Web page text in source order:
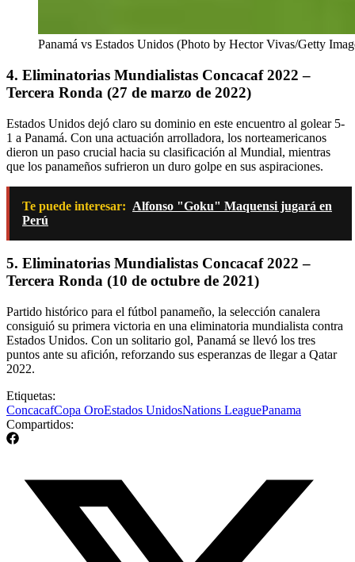
Panamá vs Estados Unidos (Photo by Hector Vivas/Getty
4. Eliminatorias Mundialistas Concacaf 2022 –
Tercera Ronda (27 de marzo de 2022)
Estados Unidos dejó claro su dominio en este encuentro al golear 5-
1 a Panamá. Con una actuación arrolladora, los norteamericanos
dieron un paso crucial hacia su clasificación al Mundial, mientras
que los panameños sufrieron un duro golpe en sus aspiraciones.
Te puede interesar: Alfonso "Goku" Maquensi jugará en
Perú
5. Eliminatorias Mundialistas Concacaf 2022 –
Tercera Ronda (10 de octubre de 2021)
Partido histórico para el fútbol panameño, la selección canalera
consiguió su primera victoria en una eliminatoria mundialista contra
Estados Unidos. Con un solitario gol, Panamá se llevó los tres
puntos ante su afición, reforzando sus esperanzas de llegar a Qatar
2022.
Etiquetas:
ConcacafCopa OroEstados UnidosNations LeaguePanama
Compartidos: